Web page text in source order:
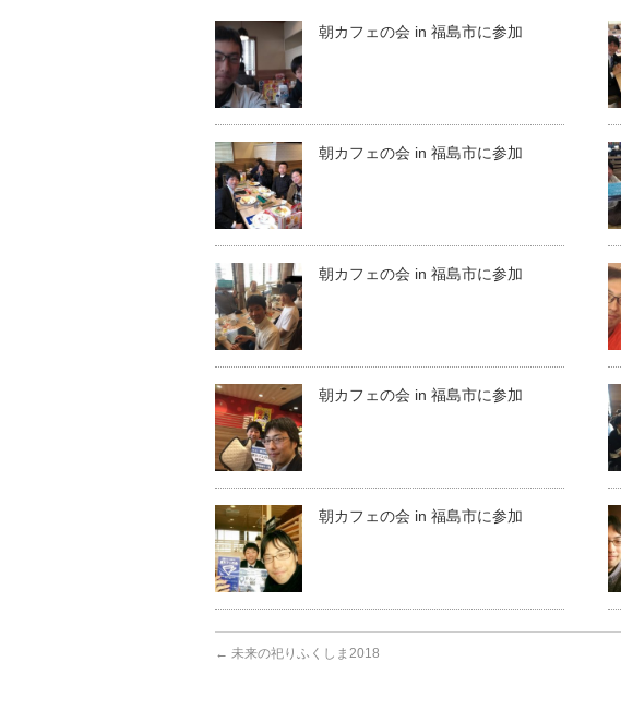
朝カフェの会 in 福島市に参加
朝カフェの会 in 福島市に参加
朝カフェの会 in 福島市に参加
朝カフェの会 in 福島市に参加
朝カフェの会 in 福島市に参加
← 未来の祀りふくしま2018